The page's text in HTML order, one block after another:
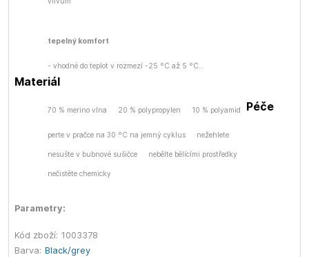
tepelný komfort
- vhodné do teplot v rozmezí -25 °C až 5 °C..
Materiál
70 % merino vlna 20 % polypropylen 10 % polyamid Péče
perte v pračce na 30 °C na jemný cyklus nežehlete
nesušte v bubnové sušičce nebělte bělícími prostředky
nečistěte chemicky
Parametry:
Kód zboží: 1003378
Barva: Black/grey